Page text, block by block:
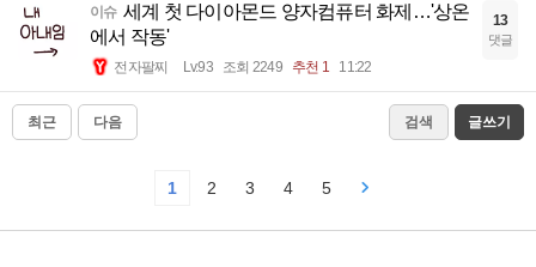
이슈 세계 첫 다이아몬드 양자컴퓨터 화제…'상온
에서 작동'
전자팔찌 Lv.93 조회 2249 추천 1 11:22
13
댓글
최근 다음 검색 글쓰기
1 2 3 4 5